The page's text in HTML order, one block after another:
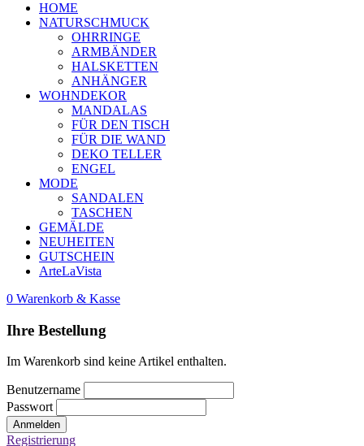
HOME
NATURSCHMUCK
OHRRINGE
ARMBÄNDER
HALSKETTEN
ANHÄNGER
WOHNDEKOR
MANDALAS
FÜR DEN TISCH
FÜR DIE WAND
DEKO TELLER
ENGEL
MODE
SANDALEN
TASCHEN
GEMÄLDE
NEUHEITEN
GUTSCHEIN
ArteLaVista
0 Warenkorb & Kasse
Ihre Bestellung
Im Warenkorb sind keine Artikel enthalten.
Benutzername
Passwort
Anmelden
Registrierung